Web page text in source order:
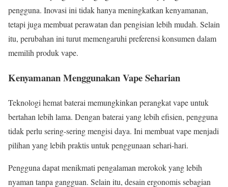
pengguna. Inovasi ini tidak hanya meningkatkan kenyamanan,
tetapi juga membuat perawatan dan pengisian lebih mudah. Selain
itu, perubahan ini turut memengaruhi preferensi konsumen dalam
memilih produk vape.
Kenyamanan Menggunakan Vape Seharian
Teknologi hemat baterai memungkinkan perangkat vape untuk
bertahan lebih lama. Dengan baterai yang lebih efisien, pengguna
tidak perlu sering-sering mengisi daya. Ini membuat vape menjadi
pilihan yang lebih praktis untuk penggunaan sehari-hari.
Pengguna dapat menikmati pengalaman merokok yang lebih
nyaman tanpa gangguan. Selain itu, desain ergonomis sebagian